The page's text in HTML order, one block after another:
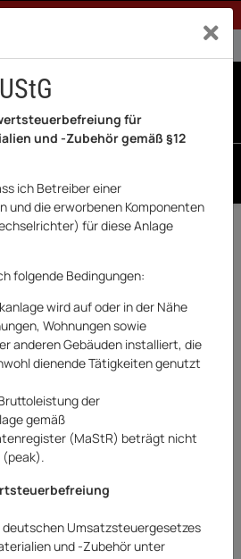
(Privatkunden)Exklusiv
für
und -Zubehör gemäß §12
ich Betreiber einer
und die erworbenen Komponenten
für diese Anlage
folgende Bedingungen:
wird auf oder in der Nähe
Wohnungen sowie
anderen Gebäuden installiert, die
dienende Tätigkeiten genutzt
der
gemäß
(MaStR) beträgt nicht
(peak).
deutschen Umsatzsteuergesetzes
und -Zubehör unter